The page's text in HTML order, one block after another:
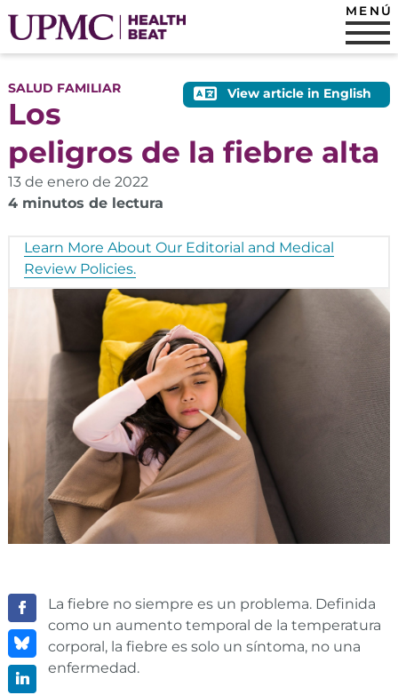
MENÚ
View article in English
SALUD FAMILIAR
Los
peligros de la fiebre alta
13 de enero de 2022
4 minutos de lectura
Learn More About Our Editorial and Medical
Review Policies.
La fiebre no siempre es un problema. Definida
como un aumento temporal de la temperatura
corporal, la fiebre es solo un síntoma, no una
enfermedad.